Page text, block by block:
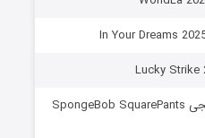
دانلود فصل پانزدهم باب اسفنجی SpongeBob SquarePants